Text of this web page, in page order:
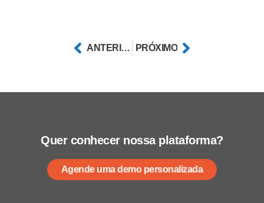
ANTERIOR PRÓXIMO
Quer conhecer nossa plataforma?
Agende uma demo personalizada